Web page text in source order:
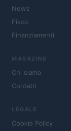
News
Fisco
Finanziamenti
MAGAZINE
Chi siamo
Contatti
LEGALE
Cookie Policy